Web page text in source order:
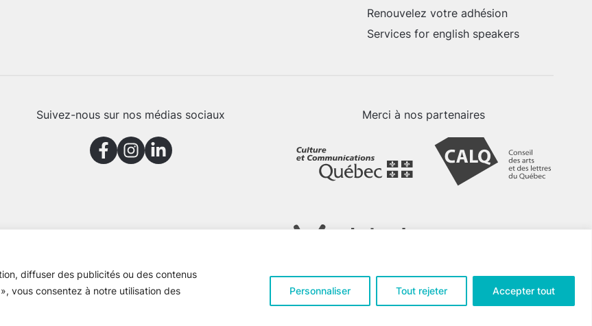
diffuser des publicités ou des contenus
vous consentez à notre utilisation des
Personnaliser Tout rejeter Accepter tout
Renouvelez votre adhésion
Services for english speakers
Suivez-nous sur nos médias sociaux Merci à nos partenaires